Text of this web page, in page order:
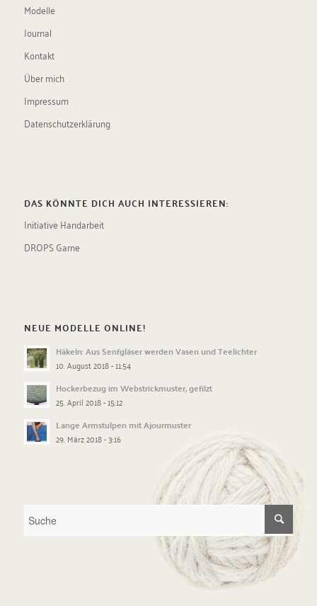
Modelle
Journal
Kontakt
Über mich
Impressum
Datenschutzerklärung
DAS KÖNNTE DICH AUCH INTERESSIEREN:
Initiative Handarbeit
DROPS Garne
NEUE MODELLE ONLINE!
Häkeln: Aus Senfgläser werden Vasen und Teelichter
10. August 2018 - 11:54
Hockerbezug im Webstrickmuster, gefilzt
25. April 2018 - 15:12
Lange Armstulpen mit Ajourmuster
29. März 2018 - 3:16